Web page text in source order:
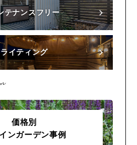
テナンスフリー
ライティング
価格別
ンガーデン事例